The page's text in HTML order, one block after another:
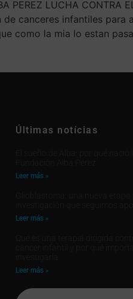
LUCHA CONTRA
canceres infantiles
como la mia lo estan
Últimas notícias
Leer más »
Leer más »
Leer más »